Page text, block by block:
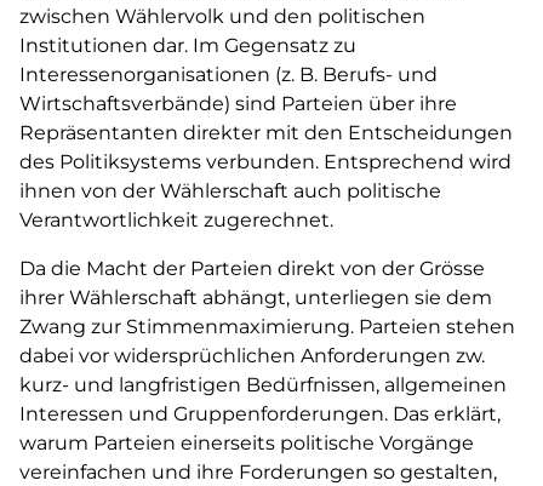
zwischen Wählervolk und den politischen
Institutionen dar. Im Gegensatz zu
Interessenorganisationen (z. B. Berufs- und
Wirtschaftsverbände) sind Parteien über ihre
Repräsentanten direkter mit den Entscheidungen
des Politiksystems verbunden. Entsprechend wird
ihnen von der Wählerschaft auch politische
Verantwortlichkeit zugerechnet.
Da die Macht der Parteien direkt von der Grösse
ihrer Wählerschaft abhängt, unterliegen sie dem
Zwang zur Stimmenmaximierung. Parteien stehen
dabei vor widersprüchlichen Anforderungen zw.
kurz- und langfristigen Bedürfnissen, allgemeinen
Interessen und Gruppenforderungen. Das erklärt,
warum Parteien einerseits politische Vorgänge
vereinfachen und ihre Forderungen so gestalten,